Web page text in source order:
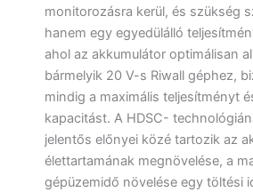
monitorozásra kerül, és szükség
hanem egy egyedülálló
ahol az akkumulátor optimálisan
bármelyik 20 V-s Riwall géphez,
mindig a maximális teljesítményt
kapacitást. A HDSC-
jelentős előnyei közé tartozik az
élettartamának megnövelése, a
gépüzemidő növelése egy töltési